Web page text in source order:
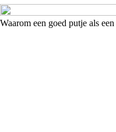
Waarom een goed putje als